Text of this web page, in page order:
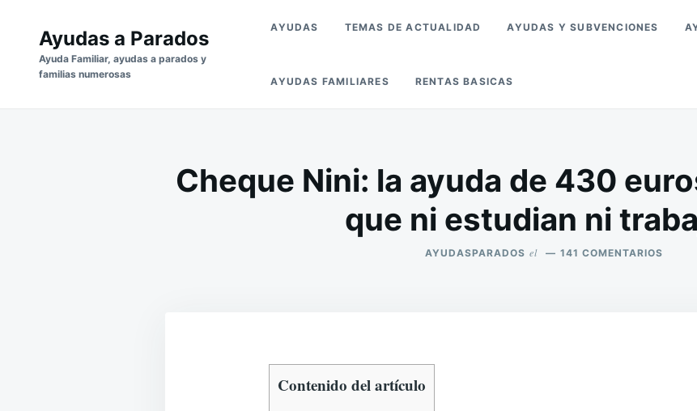
contenido
Ayudas a Parados
Ayuda Familiar, ayudas a parados y
familias numerosas
AYUDAS TEMAS DE ACTUALIDAD AYUDAS Y SUBVENCIONES
AYUDAS FAMILIARES RENTAS BASICAS
Cheque Nini: la ayuda de 430
que ni estudian ni
AYUDASPARADOS el 141 COMENTARIOS
Contenido del artículo